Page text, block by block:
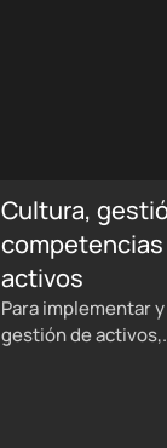
Cultura,
activos
Para implementar
gestión de